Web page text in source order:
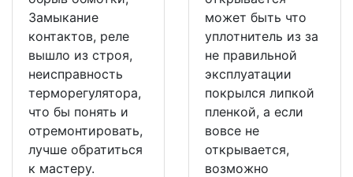
Замыкание
контактов, реле
вышло из строя,
неисправность
терморегулятора,
что бы понять и
отремонтировать,
лучше обратиться
к мастеру.
может быть что
уплотнитель из за
не правильной
эксплуатации
покрылся липкой
пленкой, а если
вовсе не
открывается,
возможно